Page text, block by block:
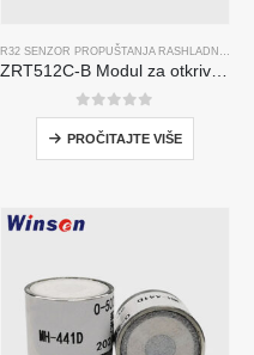
,,R290 SENZOR PROPUŠTANJA R32 SENZOR PROPUŠTANJA RASHLADNOG SREDSTVA
ZRT512C-B Modul za otkrivanje rashladnog sredstva | Niskonaponski senzor plina za NDIR za R32, R454B, R290
0od 5
PROČITAJTE VIŠE